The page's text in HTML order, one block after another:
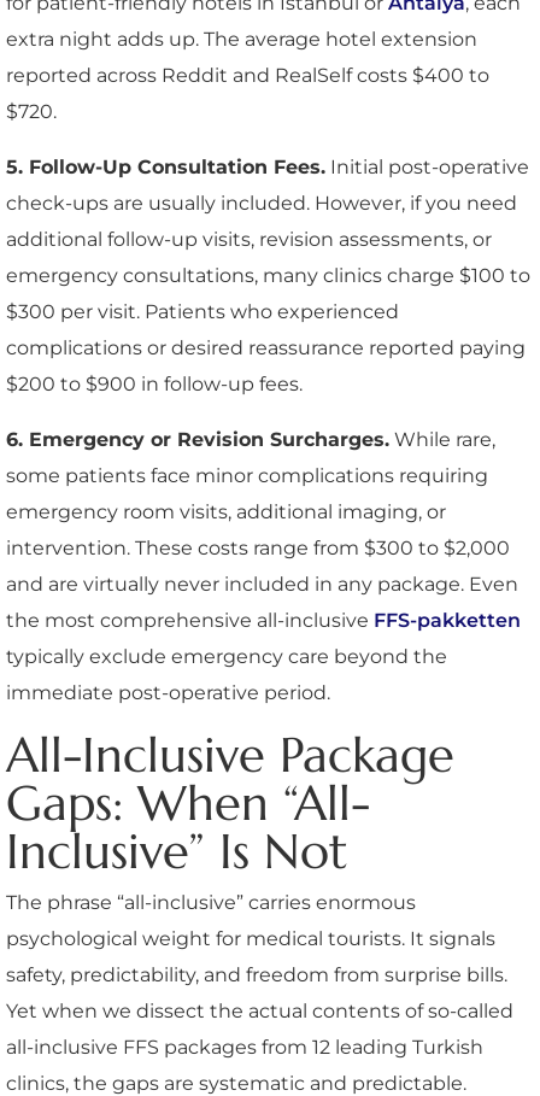
extra night adds up. The average hotel extension
reported across Reddit and RealSelf costs $400 to
$720.
5. Follow-Up Consultation Fees. Initial post-operative
check-ups are usually included. However, if you need
additional follow-up visits, revision assessments, or
emergency consultations, many clinics charge $100 to
$300 per visit. Patients who experienced
complications or desired reassurance reported paying
$200 to $900 in follow-up fees.
6. Emergency or Revision Surcharges. While rare,
some patients face minor complications requiring
emergency room visits, additional imaging, or
intervention. These costs range from $300 to $2,000
and are virtually never included in any package. Even
the most comprehensive all-inclusive FFS-pakketten
typically exclude emergency care beyond the
immediate post-operative period.
All-Inclusive Package
Gaps: When “All-
Inclusive” Is Not
The phrase “all-inclusive” carries enormous
psychological weight for medical tourists. It signals
safety, predictability, and freedom from surprise bills.
Yet when we dissect the actual contents of so-called
all-inclusive FFS packages from 12 leading Turkish
clinics, the gaps are systematic and predictable.